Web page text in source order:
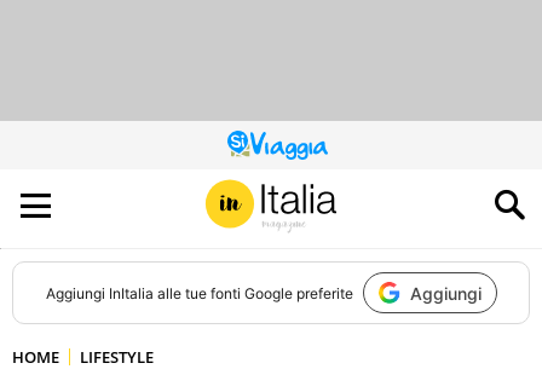
QUESTO
SITO
CONTRIBUISCE
ALL’AUDIENCE
DI
Aggiungi InItalia alle tue fonti Google preferite Aggiungi
HOME LIFESTYLE